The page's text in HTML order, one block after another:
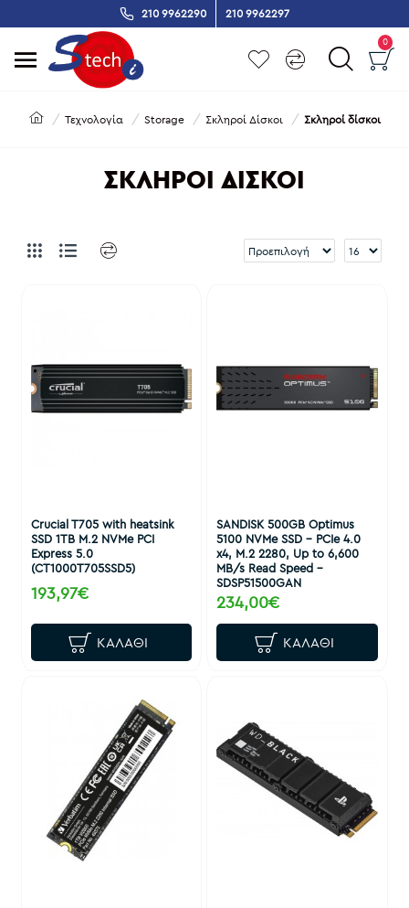
210 9962290 210 9962297
0
Τεχνολογία Storage Σκληροί Δίσκοι Σκληροί δίσκοι
ΣΚΛΗΡΟΊ ΔΊΣΚΟΙ
Crucial T705 with heatsink
SSD 1TB M.2 NVMe PCI
Express 5.0
(CT1000T705SSD5)
193,97€
ΚΑΛΆΘΙ
SANDISK 500GB Optimus
5100 NVMe SSD - PCIe 4.0
x4, M.2 2280, Up to 6,600
MB/s Read Speed -
SDSP51500GAN
234,00€
ΚΑΛΆΘΙ